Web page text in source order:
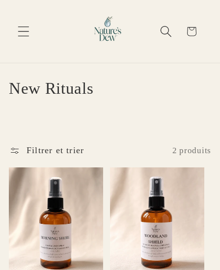
Panier
C
l
e
c
t
i
o
New Rituals
Filtrer et trier 2 produits